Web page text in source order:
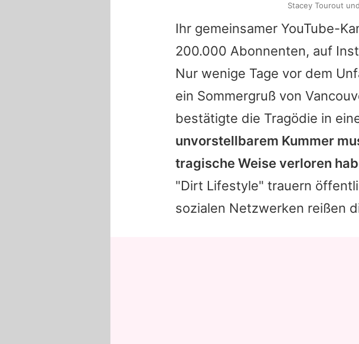
Ihr gemeinsamer YouTube-
200.000 Abonnenten, auf
Nur wenige Tage vor dem
ein Sommergruß von
bestätigte die Tragödie in
unvorstellbarem Kummer
tragische Weise verloren
"Dirt Lifestyle" trauern
sozialen Netzwerken reißen
Stacey Tourout